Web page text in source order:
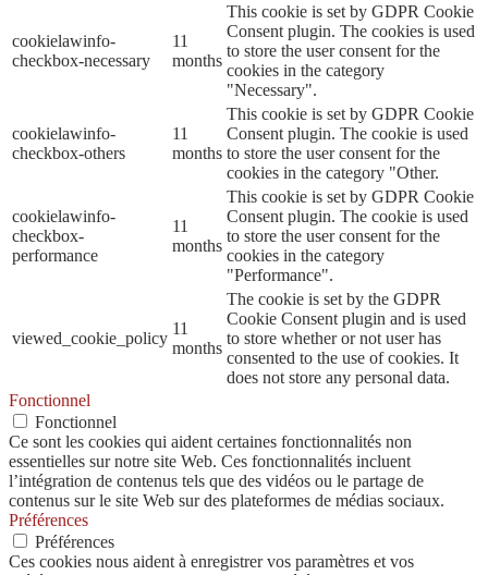
cookielawinfo-
checkbox-necessary
11
months
This cookie is set by GDPR Cookie
Consent plugin. The cookies is used
to store the user consent for the
cookies in the category
"Necessary".
cookielawinfo-
checkbox-others
11
months
This cookie is set by GDPR Cookie
Consent plugin. The cookie is used
to store the user consent for the
cookies in the category "Other.
cookielawinfo-
checkbox-
performance
11
months
This cookie is set by GDPR Cookie
Consent plugin. The cookie is used
to store the user consent for the
cookies in the category
"Performance".
viewed_cookie_policy
11
months
The cookie is set by the GDPR
Cookie Consent plugin and is used
to store whether or not user has
consented to the use of cookies. It
does not store any personal data.
Fonctionnel
Fonctionnel
Ce sont les cookies qui aident certaines fonctionnalités non
essentielles sur notre site Web. Ces fonctionnalités incluent
l’intégration de contenus tels que des vidéos ou le partage de
contenus sur le site Web sur des plateformes de médias sociaux.
Préférences
Préférences
Ces cookies nous aident à enregistrer vos paramètres et vos